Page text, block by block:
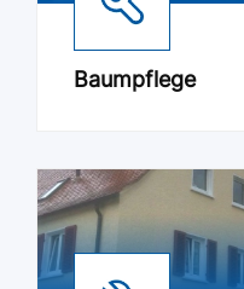
Baumpflege